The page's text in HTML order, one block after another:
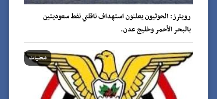
رويترز: الحوثيون يعلنون استهداف ناقلتي نفط سعوديتين
بالبحر الأحمر وخليج عدن.
محليات